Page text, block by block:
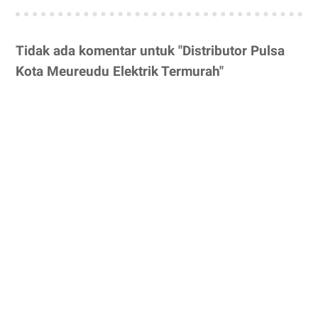
Tidak ada komentar untuk "Distributor Pulsa
Kota Meureudu Elektrik Termurah"